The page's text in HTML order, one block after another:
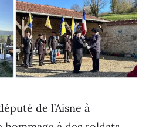
de l’Aisne à